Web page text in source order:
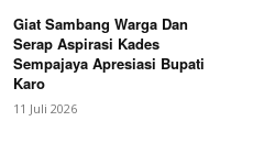
Giat Sambang Warga Dan
Serap Aspirasi Kades
Sempajaya Apresiasi Bupati
Karo
11 Juli 2026